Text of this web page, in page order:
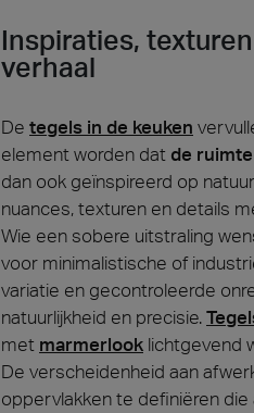
Inspiraties,
verhaal
De tegels in de keuken
element worden dat de
dan ook geïnspireerd op
nuances, texturen en details
Wie een sobere uitstraling
voor minimalistische of
variatie en gecontroleerde
natuurlijkheid en precisie.
met marmerlook lichtgevend
De verscheidenheid aan
oppervlakken te definiëren